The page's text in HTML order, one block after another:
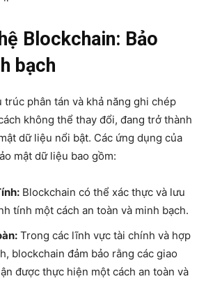
Blockchain: Bảo
bạch
trúc phân tán và khả năng ghi chép
không thể thay đổi, đang trở thành
dữ liệu nổi bật. Các ứng dụng của
mật dữ liệu bao gồm:
Blockchain có thể xác thực và lưu
tính một cách an toàn và minh bạch.
Trong các lĩnh vực tài chính và hợp
blockchain đảm bảo rằng các giao
được thực hiện một cách an toàn và